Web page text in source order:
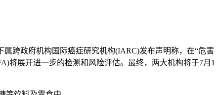
跨政府机构国际癌症研究机构(IARC)发布声明称，在“危害
将展开进一步的检测和风险评估。最终，两大机构将于7月1